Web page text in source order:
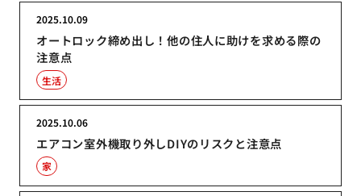
オートロック締め出し！他の住人に助けを求める際の
注意点
2025.10.09
生活
エアコン室外機取り外しDIYのリスクと注意点
2025.10.06
家